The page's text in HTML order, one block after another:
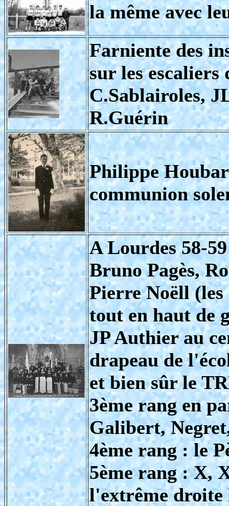
la même avec
Farniente des
sur les escaliers
C.Sablairoles,
R.Guérin
Philippe
communion
A Lourdes 58-
Bruno Pagès,
Pierre Noëll
tout en haut de
JP Authier au
drapeau de
et bien sûr le
3ème rang en
Galibert,
4ème rang : le
5ème rang : X,
l'extrême droite